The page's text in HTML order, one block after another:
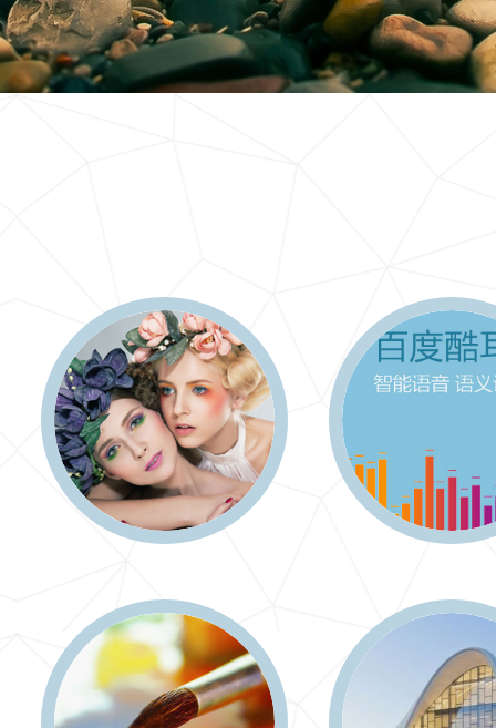
信息爆炸时代，信息传递是否做到更新、更全、更
快